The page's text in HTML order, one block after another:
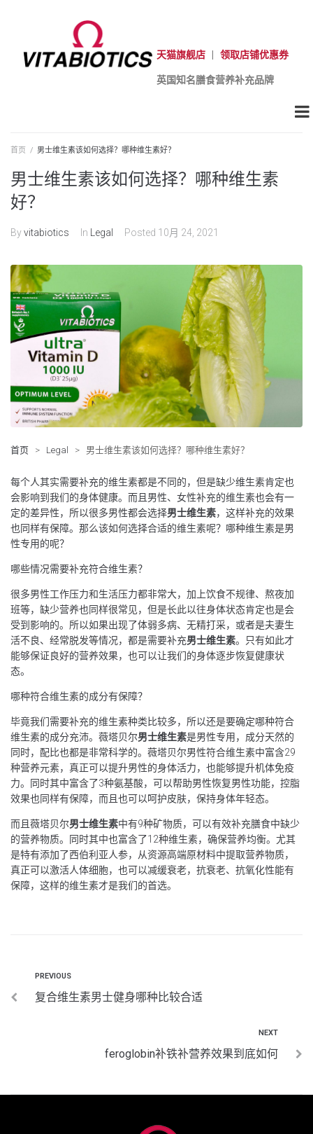
天猫旗舰店 领取店铺优惠券
英国知名膳食营养补充品牌
首页 / 男士维生素该如何选择？哪种维生素好？
男士维生素该如何选择？哪种维生素
好？
Byvitabiotics In Legal Posted 10月 24, 2021
首页 > Legal > 男士维生素该如何选择？哪种维生素好？
每个人其实需要补充的维生素都是不同的，但是缺少维生素肯定也
会影响到我们的身体健康。而且男性、女性补充的维生素也会有一
定的差异性，所以很多男性都会选择男士维生素，这样补充的效果
也同样有保障。那么该如何选择合适的维生素呢？哪种维生素是男
性专用的呢？
哪些情况需要补充符合维生素？
很多男性工作压力和生活压力都非常大，加上饮食不规律、熬夜加
班等，缺少营养也同样很常见，但是长此以往身体状态肯定也是会
受到影响的。所以如果出现了体弱多病、无精打采，或者是夫妻生
活不良、经常脱发等情况，都是需要补充男士维生素。只有如此才
能够保证良好的营养效果，也可以让我们的身体逐步恢复健康状
态。
哪种符合维生素的成分有保障？
毕竟我们需要补充的维生素种类比较多，所以还是要确定哪种符合
维生素的成分充沛。薇塔贝尔男士维生素是男性专用，成分天然的
同时，配比也都是非常科学的。薇塔贝尔男性符合维生素中富含29
种营养元素，真正可以提升男性的身体活力，也能够提升机体免疫
力。同时其中富含了3种氨基酸，可以帮助男性恢复男性功能，控脂
效果也同样有保障，而且也可以呵护皮肤，保持身体年轻态。
而且薇塔贝尔男士维生素中有9种矿物质，可以有效补充膳食中缺少
的营养物质。同时其中也富含了12种维生素，确保营养均衡。尤其
是特有添加了西伯利亚人参，从资源高端原材料中提取营养物质，
真正可以激活人体细胞，也可以减缓衰老，抗衰老、抗氧化性能有
保障，这样的维生素才是我们的首选。
PREVIOUS
复合维生素男士健身哪种比较合适
NEXT
feroglobin补铁补营养效果到底如何